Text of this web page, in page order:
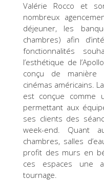
​Valérie Rocco et
nombreux
déjeuner, les
chambres) afin
fonctionnalités
l’esthétique de
conçu de manière
cinémas américains.
est conçue comme
permettant aux
ses clients des
week-end. Quant
chambres, salles
profit des murs en
ces espaces une
tournage.